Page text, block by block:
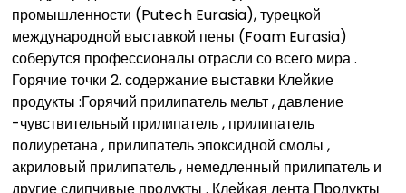
промышленности (Putech Eurasia), турецкой
международной выставкой пены (Foam Eurasia)
соберутся профессионалы отрасли со всего мира .
Горячие точки 2. содержание выставки Клейкие
продукты :Горячий прилипатель мельт , давление
-чувствительный прилипатель , прилипатель
полиуретана , прилипатель эпоксидной смолы ,
акриловый прилипатель , немедленный прилипатель и
другие слипчивые продукты . Клейкая лента Продукты